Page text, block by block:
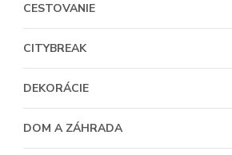
CESTOVANIE
CITYBREAK
DEKORÁCIE
DOM A ZÁHRADA